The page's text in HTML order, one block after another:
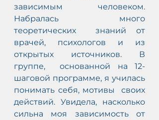
зависимым человеком.
Набралась много
теоретических  знаний от
врачей, психологов и из
открытых источников. В
группе,  основанной на 12-
шаговой программе, я училась
понимать себя, мотивы  своих
действий. Увидела, насколько
сильна моя зависимость от